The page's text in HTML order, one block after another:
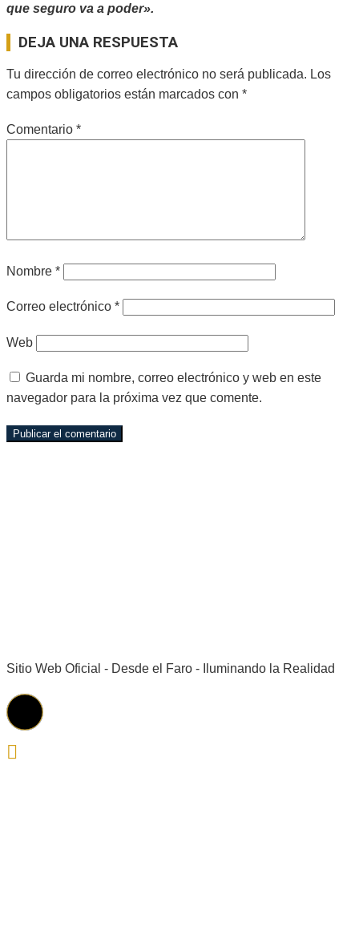
que seguro va a poder».
2024-
12-
16
DEJA UNA RESPUESTA
Tu dirección de correo electrónico no será publicada. Los
campos obligatorios están marcados con *
Comentario *
Nombre *
Correo electrónico *
Web
Guarda mi nombre, correo electrónico y web en este
navegador para la próxima vez que comente.
Sitio Web Oficial - Desde el Faro - Iluminando la Realidad